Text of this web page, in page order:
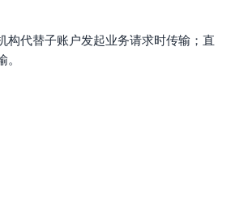
构代替子账户发起业务请求时传输；直